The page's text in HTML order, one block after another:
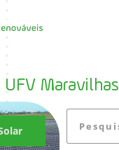
Maravilhas